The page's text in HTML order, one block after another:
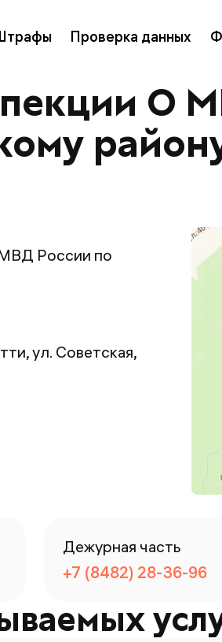
Проверка данных
О
России по
ул. Советская,
Дежурная часть
+7 (8482) 28-36-96